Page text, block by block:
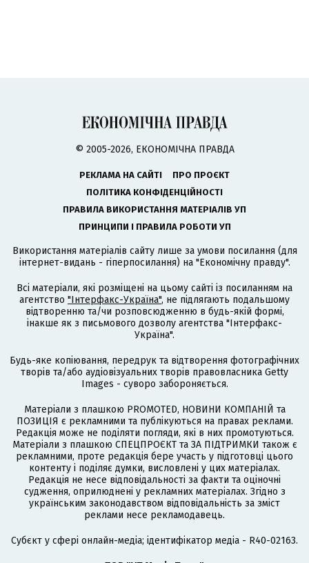
© 2005-2026, ЕКОНОМІЧНА ПРАВДА
РЕКЛАМА НА САЙТІ
ПРО ПРОЄКТ
ПОЛІТИКА КОНФІДЕНЦІЙНОСТІ
ПРАВИЛА ВИКОРИСТАННЯ МАТЕРІАЛІВ УП
ПРИНЦИПИ І ПРАВИЛА РОБОТИ УП
Використання матеріалів сайту лише за умови посилання (для
інтернет-видань - гіперпосилання) на "Економічну правду".
Всі матеріали, які розміщені на цьому сайті із посиланням на
агентство "Інтерфакс-Україна", не підлягають подальшому
відтворенню та/чи розповсюдженню в будь-якій формі,
інакше як з письмового дозволу агентства "Інтерфакс-
Україна".
Будь-яке копіювання, передрук та відтворення фотографічних
творів та/або аудіовізуальних творів правовласника Getty
Images - суворо забороняється.
Матеріали з плашкою PROMOTED, НОВИНИ КОМПАНІЙ та
ПОЗИЦІЯ є рекламними та публікуються на правах реклами.
Редакція може не поділяти погляди, які в них промотуються.
Матеріали з плашкою СПЕЦПРОЄКТ та ЗА ПІДТРИМКИ також є
рекламними, проте редакція бере участь у підготовці цього
контенту і поділяє думки, висловлені у цих матеріалах.
Редакція не несе відповідальності за факти та оціночні
судження, оприлюднені у рекламних матеріалах. Згідно з
українським законодавством відповідальність за зміст
реклами несе рекламодавець.
Cубєкт у сфері онлайн-медіа; ідентифікатор медіа - R40-02163.